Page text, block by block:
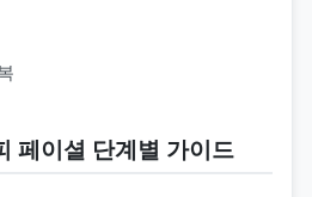
페이셜 단계별 가이드